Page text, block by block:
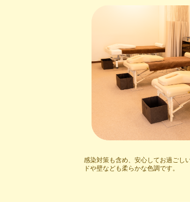
感染対策も含め、安心してお過ごし
ドや壁なども柔らかな色調です。